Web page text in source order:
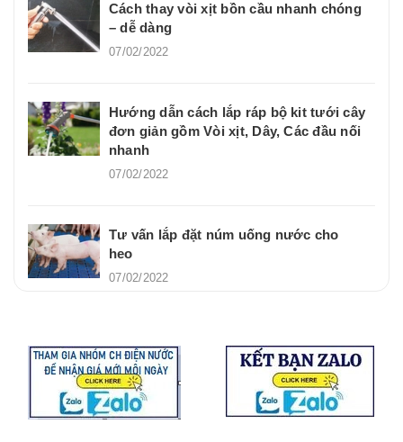
Cách thay vòi xịt bồn cầu nhanh chóng
– dễ dàng
07/02/2022
Hướng dẫn cách lắp ráp bộ kit tưới cây
đơn giản gồm Vòi xịt, Dây, Các đầu nối
nhanh
07/02/2022
Tư vấn lắp đặt núm uống nước cho
heo
07/02/2022